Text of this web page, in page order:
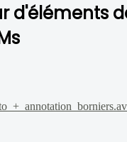
d'éléments